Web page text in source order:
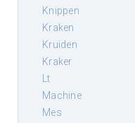
knippen
kraken
kruiden
kraker
lt
machine
mes